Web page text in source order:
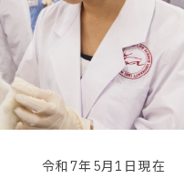
令和7年5月1日現在